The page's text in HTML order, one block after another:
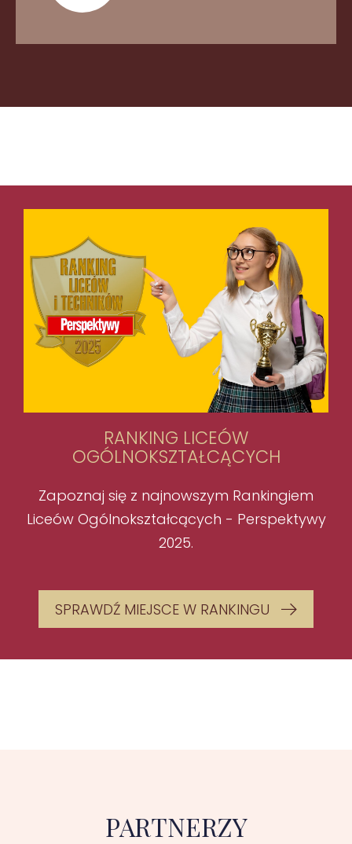
RANKING LICEÓW
OGÓLNOKSZTAŁCĄCYCH
Zapoznaj się z najnowszym Rankingiem
Liceów Ogólnokształcących - Perspektywy
2025.
SPRAWDŹ MIEJSCE W RANKINGU
PARTNERZY